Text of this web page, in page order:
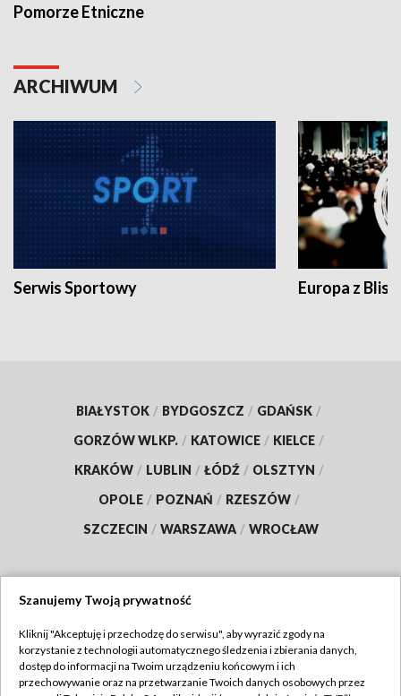
Pomorze Etniczne
ARCHIWUM
Serwis Sportowy Europa z
BIAŁYSTOK / BYDGOSZCZ / GDAŃSK /
GORZÓW WLKP. / KATOWICE / KIELCE /
KRAKÓW / LUBLIN / ŁÓDŹ / OLSZTYN /
OPOLE / POZNAŃ / RZESZÓW /
SZCZECIN / WARSZAWA / WROCŁAW
TVP
Abonament TVP
Regulamin TVP
Szanujemy Twoją prywatność
Kliknij "Akceptuję i przechodzę do serwisu", aby wyrazić zgody na
korzystanie z technologii automatycznego śledzenia i zbierania danych,
dostęp do informacji na Twoim urządzeniu końcowym i ich
przechowywanie oraz na przetwarzanie Twoich danych osobowych przez